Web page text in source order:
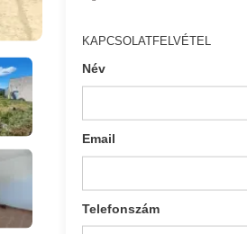
KAPCSOLATFELVÉTEL
Név
Email
Telefonszám